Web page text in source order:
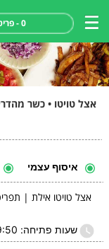
0 - פריטים
אצל טויטו • כשר
איסוף עצמי
אצל טויטו אילת |
שעות פתיחה: 10:00-19:50